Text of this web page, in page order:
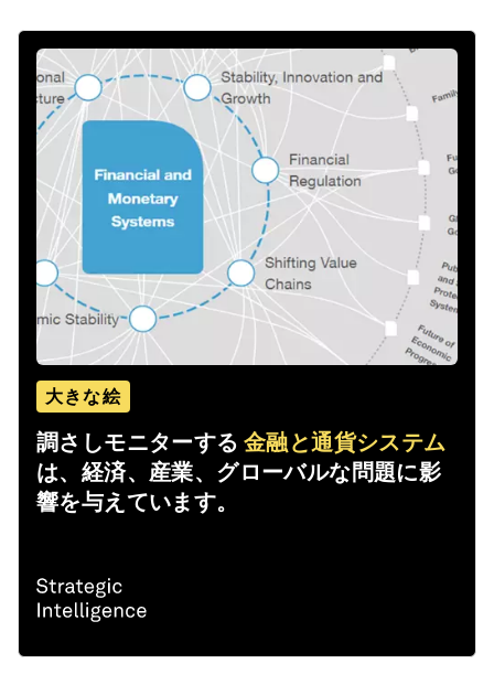
大きな絵
調さしモニターする 金融と通貨システム
は、経済、産業、グローバルな問題に影
響を与えています。